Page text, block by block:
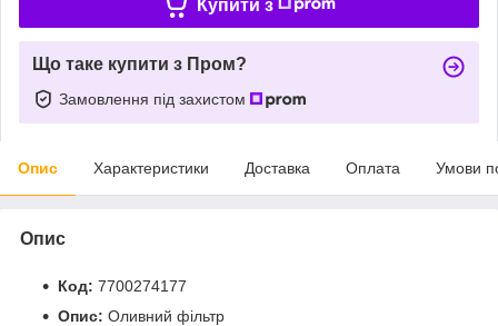
Купити з
Що таке купити з Пром?
Замовлення під захистом
Опис Характеристики Доставка Оплата Умови
Опис
Код: 7700274177
Опис: Оливний фільтр